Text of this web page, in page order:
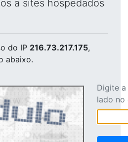
a sites hospedados
do IP 216.73.217.175,
abaixo.
Digite
lado no